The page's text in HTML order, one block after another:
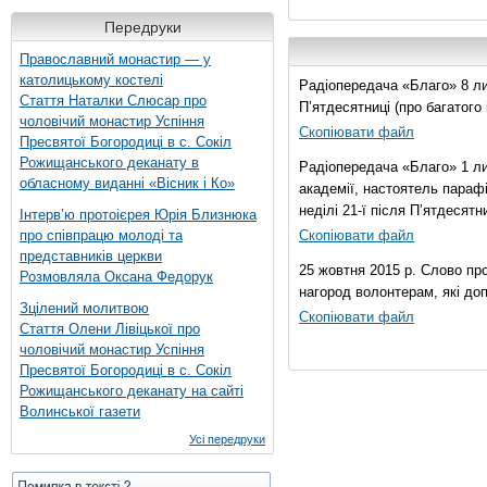
Передруки
Православний монастир — у
католицькому костелі
Стаття Наталки Слюсар про
чоловічий монастир Успіння
Пресвятої Богородиці в с. Сокіл
Рожищанського деканату в
обласному виданні «Вісник і Ко»
Інтерв’ю протоієрея Юрія Близнюка
про співпрацю молоді та
представників церкви
Розмовляла Оксана Федорук
Зцілений молитвою
Стаття Олени Лівіцької про
чоловічий монастир Успіння
Пресвятої Богородиці в с. Сокіл
Рожищанського деканату на сайті
Волинської газети
Усі передруки
Радіопередача «Благо» 8
П’ятдесятниці (про
Скопіювати файл
Радіопередача «Благо» 1
академії, настоятель
неділі 21-ї після
Скопіювати файл
25 жовтня 2015 р. Слово
нагород волонтерам, які
Скопіювати файл